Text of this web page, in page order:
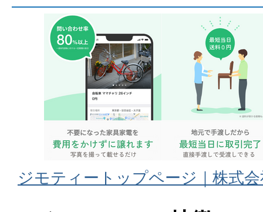
ジモティートップページ｜株式